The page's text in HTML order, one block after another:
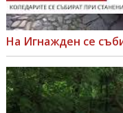
На Игнажден се